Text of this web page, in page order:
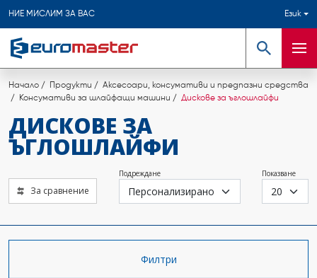
НИЕ МИСЛИМ ЗА ВАС Език
Търсене
Начало Продукти
Аксесоари, консумативи и предпазни средства
Консумативи за шлайфащи машини
Дискове за ъглошлайфи
ДИСКОВЕ ЗА
ЪГЛОШЛАЙФИ
За сравнение
Подреждане Показване
Филтри